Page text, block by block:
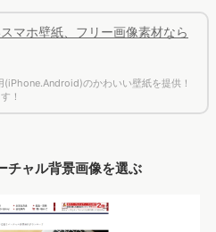
マホ壁紙、フリー画像素材なら
のかわいい壁紙を提供！
！
チャル背景画像を選ぶ